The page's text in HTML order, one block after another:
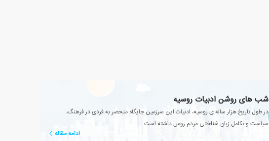
شب های روشن ادبیات روسیه
در طول تاریخ هزار ساله ی روسیه، ادبیات این سرزمین جایگاه منحصر به فردی در فرهنگ،
سیاست و تکامل زبان شناختی مردم روس داشته است
ادامه مقاله